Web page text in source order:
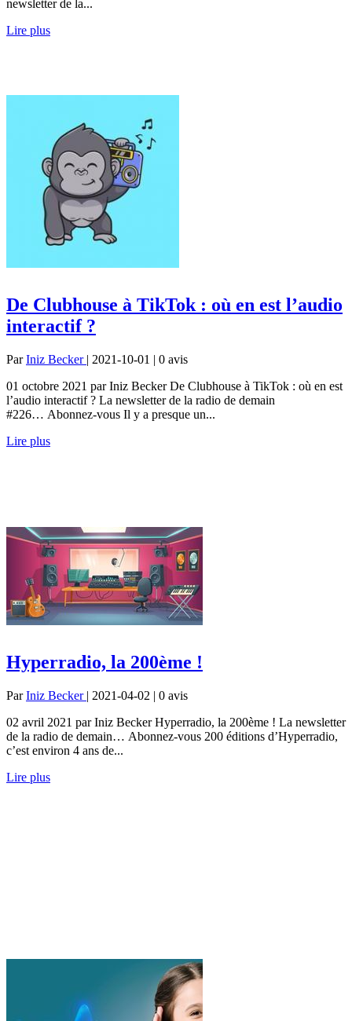
newsletter de la...
Lire plus
De Clubhouse à TikTok : où en est l’audio
interactif ?
ParIniz Becker | 2021-10-01 | 0 avis
01 octobre 2021 par Iniz Becker De Clubhouse à TikTok : où en est
l’audio interactif ? La newsletter de la radio de demain
#226… Abonnez-vous Il y a presque un...
Lire plus
Hyperradio, la 200ème !
ParIniz Becker | 2021-04-02 | 0 avis
02 avril 2021 par Iniz Becker Hyperradio, la 200ème ! La newsletter
de la radio de demain… Abonnez-vous 200 éditions d’Hyperradio,
c’est environ 4 ans de...
Lire plus